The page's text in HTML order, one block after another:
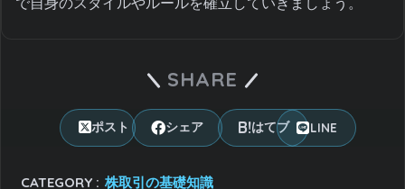
で自身のスタイルやルールを確立していきましょう。
SHARE
ポスト シェア はてブ LINE
CATEGORY : 株取引の基礎知識